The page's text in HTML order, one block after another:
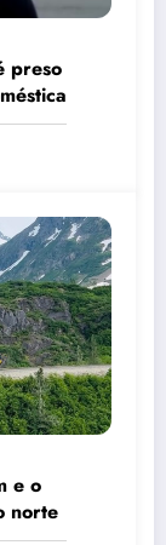
preso
e o
norte